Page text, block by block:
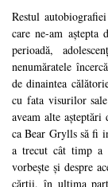
Restul
care ne-am
perioadă,
nenumăratele
de dinaintea
cu fata visurilor
aveam alte așteptări
ca Bear Grylls să fi
a trecut cât timp a
vorbește și despre
cărții, în ultima